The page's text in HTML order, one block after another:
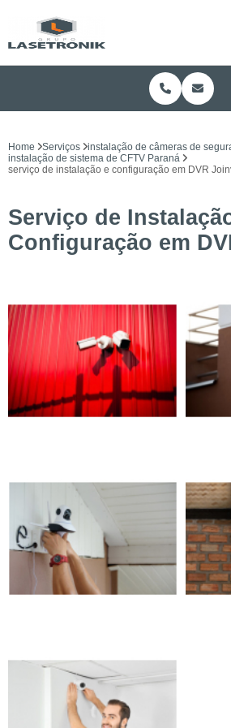
Home Serviços
instalação de câmeras de
instalação de sistema de CFTV Paraná
serviço de instalação e configuração em DVR
Serviço de
Configuração em